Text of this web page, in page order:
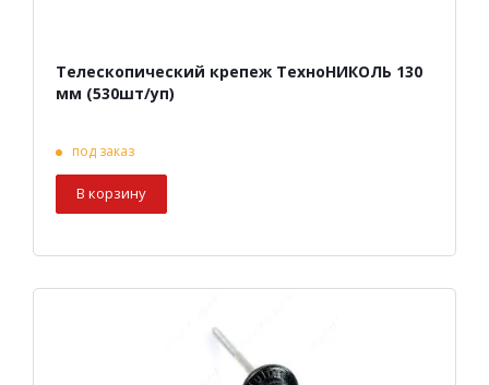
Телескопический крепеж ТехноНИКОЛЬ 130
мм (530шт/уп)
под заказ
В корзину